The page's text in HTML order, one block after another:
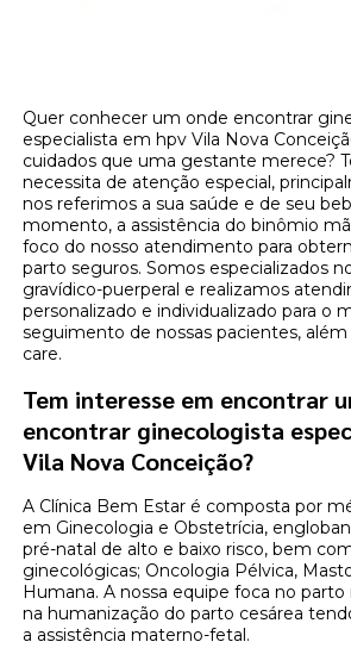
Quer conhecer um onde encontrar
especialista em hpv Vila Nova
cuidados que uma gestante merece?
necessita de atenção especial,
nos referimos a sua saúde e de seu
momento, a assistência do binômio
foco do nosso atendimento para
parto seguros. Somos especializados
gravídico-puerperal e realizamos
personalizado e individualizado para o
seguimento de nossas pacientes,
care.
Tem interesse em encontrar
encontrar ginecologista
Vila Nova Conceição?
A Clínica Bem Estar é composta por
em Ginecologia e Obstetrícia,
pré-natal de alto e baixo risco, bem
ginecológicas; Oncologia Pélvica,
Humana. A nossa equipe foca no parto
na humanização do parto cesárea
a assistência materno-fetal.